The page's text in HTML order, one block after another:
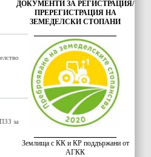
за
ДОКУМЕНТИ ЗА РЕГИСТРАЦИЯ/
ПРЕРЕГИСТРАЦИЯ НА
ЗЕМЕДЕЛСКИ СТОПАНИ
Землища с КК и КР поддържани от
АГКК